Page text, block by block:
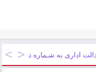
دادنـامه ۹۷۰۹۹۷۰۹۰۵۸۱۲۱۶۳ مورخ ۱۳۹۷/۱۲/۲۱